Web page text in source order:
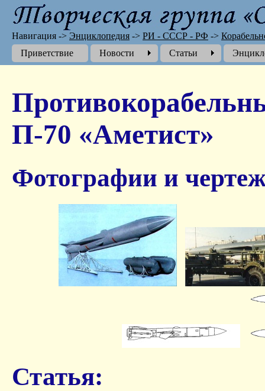
П-70 «Аметист»
Фотографии и
Статья:
Навигация -> Энциклопедия -> РИ - СССР - РФ ->
Приветствие
Новости Cтатьи